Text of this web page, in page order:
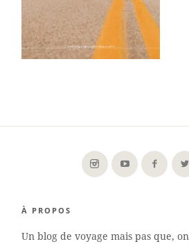
À PROPOS
Un blog de voyage mais pas que,